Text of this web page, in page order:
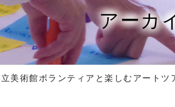
アーカ
美術館ボランティアと楽しむアート